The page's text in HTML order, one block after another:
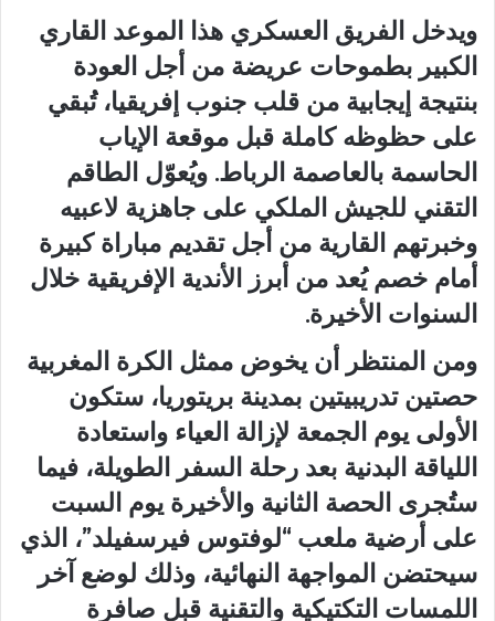
ويدخل الفريق العسكري هذا الموعد القاري
الكبير بطموحات عريضة من أجل العودة
بنتيجة إيجابية من قلب جنوب إفريقيا، تُبقي
على حظوظه كاملة قبل موقعة الإياب
الحاسمة بالعاصمة الرباط. ويُعوّل الطاقم
التقني للجيش الملكي على جاهزية لاعبيه
وخبرتهم القارية من أجل تقديم مباراة كبيرة
أمام خصم يُعد من أبرز الأندية الإفريقية خلال
السنوات الأخيرة.
ومن المنتظر أن يخوض ممثل الكرة المغربية
حصتين تدريبيتين بمدينة بريتوريا، ستكون
الأولى يوم الجمعة لإزالة العياء واستعادة
اللياقة البدنية بعد رحلة السفر الطويلة، فيما
ستُجرى الحصة الثانية والأخيرة يوم السبت
على أرضية ملعب “لوفتوس فيرسفيلد”، الذي
سيحتضن المواجهة النهائية، وذلك لوضع آخر
اللمسات التكتيكية والتقنية قبل صافرة